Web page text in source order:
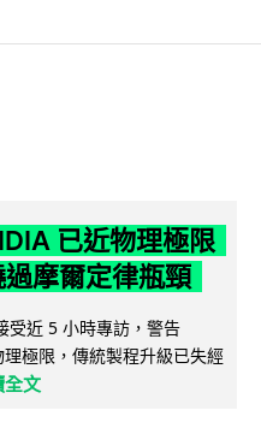
已近物理極限
摩爾定律瓶頸
受近 5 小時專訪，警告
極限，傳統製程升級已失經
全文